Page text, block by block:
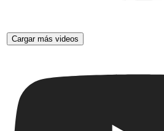
Cargar más videos